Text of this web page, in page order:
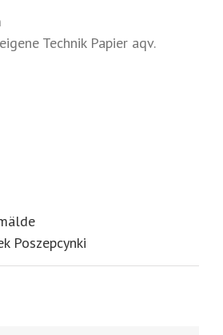
Technik Papier aqv.
Poszepcynki